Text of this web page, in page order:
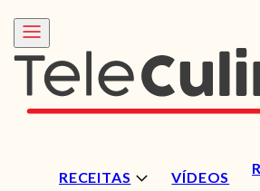
RECEITAS VÍDEOS